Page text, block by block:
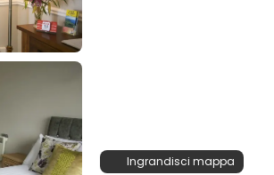
Ingrandisci mappa